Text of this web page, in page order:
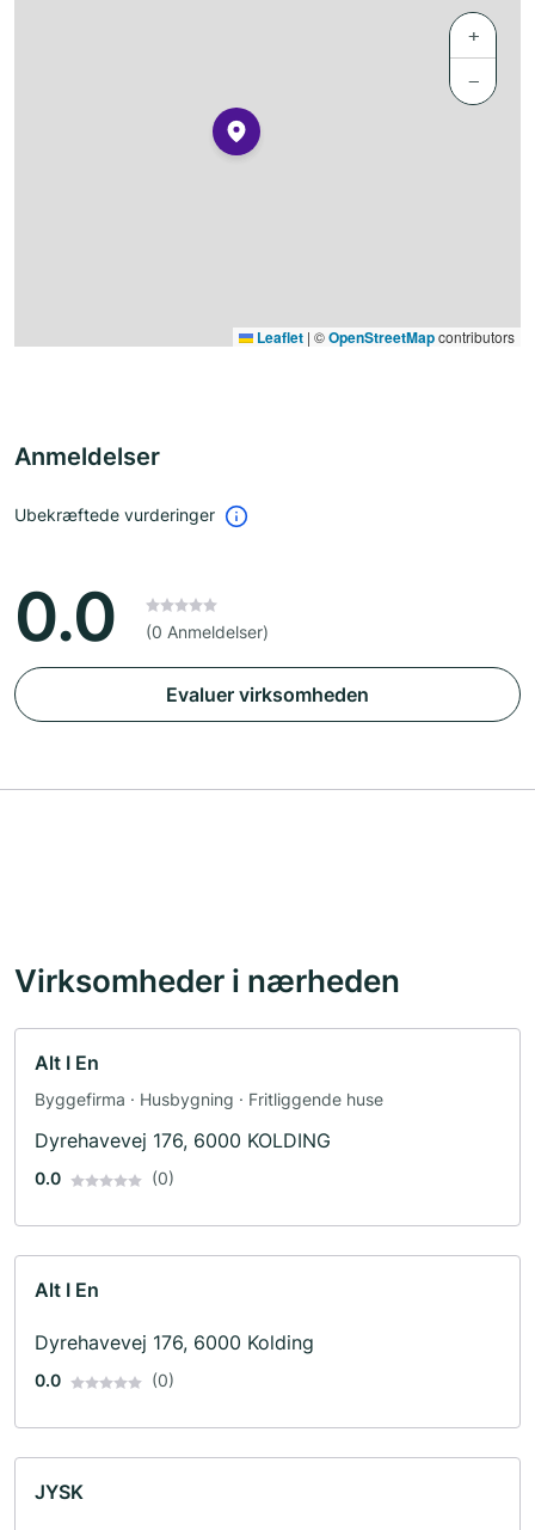
+
−
Leaflet | ©OpenStreetMapcontributors
Anmeldelser
Ubekræftede vurderinger
0.0 (0 Anmeldelser)
Evaluer virksomheden
Virksomheder i nærheden
Alt I En
Byggefirma · Husbygning · Fritliggende huse
Dyrehavevej 176, 6000 KOLDING
0.0 (0)
Alt I En
Dyrehavevej 176, 6000 Kolding
0.0 (0)
JYSK